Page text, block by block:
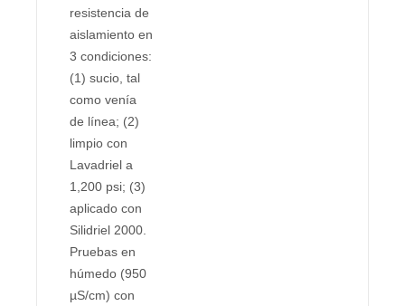
resistencia de
aislamiento en
3 condiciones:
(1) sucio, tal
como venía
de línea; (2)
limpio con
Lavadriel a
1,200 psi; (3)
aplicado con
Silidriel 2000.
Pruebas en
húmedo (950
µS/cm) con